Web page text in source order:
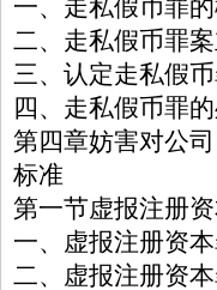
一、走私假币罪
二、走私假币罪
三、认定走私假
四、走私假币罪
第四章妨害对公
标准
第一节虚报注册
一、虚报注册资
二、虚报注册资